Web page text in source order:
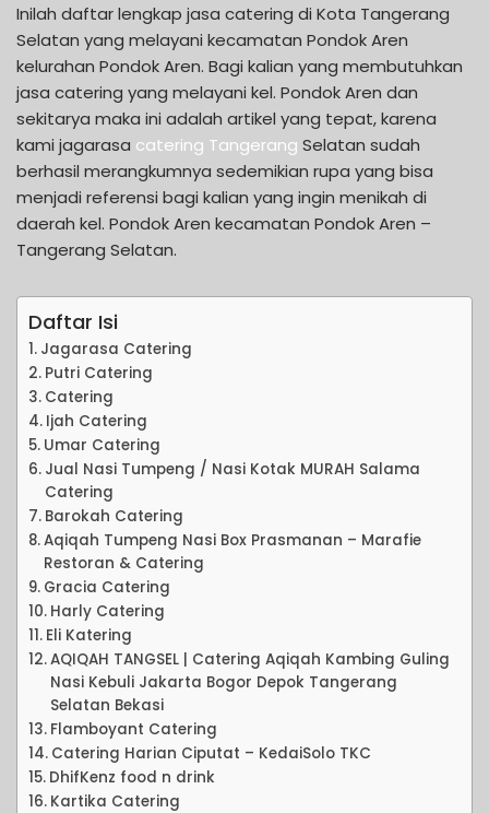
Inilah daftar lengkap jasa catering di Kota Tangerang
Selatan yang melayani kecamatan Pondok Aren
kelurahan Pondok Aren. Bagi kalian yang membutuhkan
jasa catering yang melayani kel. Pondok Aren dan
sekitarya maka ini adalah artikel yang tepat, karena
kami jagarasa catering Tangerang Selatan sudah
berhasil merangkumnya sedemikian rupa yang bisa
menjadi referensi bagi kalian yang ingin menikah di
daerah kel. Pondok Aren kecamatan Pondok Aren –
Tangerang Selatan.
Daftar Isi
Jagarasa Catering
Putri Catering
Catering
Ijah Catering
Umar Catering
Jual Nasi Tumpeng / Nasi Kotak MURAH Salama
Catering
Barokah Catering
Aqiqah Tumpeng Nasi Box Prasmanan – Marafie
Restoran & Catering
Gracia Catering
Harly Catering
Eli Katering
AQIQAH TANGSEL | Catering Aqiqah Kambing Guling
Nasi Kebuli Jakarta Bogor Depok Tangerang
Selatan Bekasi
Flamboyant Catering
Catering Harian Ciputat – KedaiSolo TKC
DhifKenz food n drink
Kartika Catering